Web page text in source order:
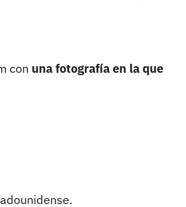
con una fotografía en la que